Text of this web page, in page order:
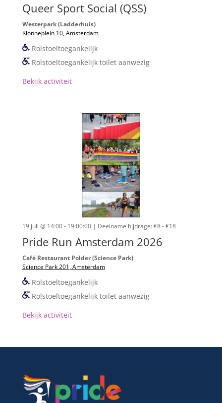
Queer Sport Social (QSS)
Westerpark (Ladderhuis)
Klönneplein 10, Amsterdam
Rolstoeltoegankelijk
Rolstoeltoegankelijk toilet aanwezig
Bekijk activiteit
19 juli @ 14:00 - 19:00:00 | Deelname bijdrage: €8 - €18
Pride Run Amsterdam 2026
Café Restaurant Polder (Science Park)
Science Park 201, Amsterdam
Rolstoeltoegankelijk
Rolstoeltoegankelijk toilet aanwezig
Bekijk activiteit